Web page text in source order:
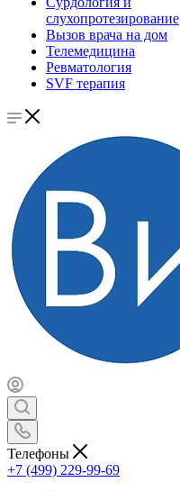
слухопротезирование
Вызов врача на дом
Телемедицина
Ревматология
SVF терапия
Телефоны
+7 (499) 229-99-69